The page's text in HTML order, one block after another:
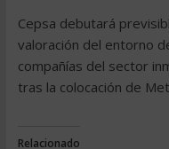
Cepsa debutará
valoración del entorno
compañías del sector
tras la colocación de
Relacionado